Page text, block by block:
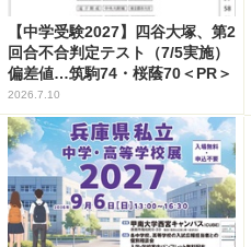
【中学受験2027】四谷大塚、第2
回合不合判定テスト（7/5実施）
偏差値…筑駒74・桜蔭70＜PR＞
2026.7.10